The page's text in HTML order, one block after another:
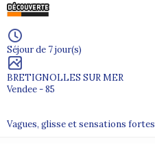
Séjour de 7 jour(s)
BRETIGNOLLES SUR MER
Vendee - 85
Vagues, glisse et sensations fortes